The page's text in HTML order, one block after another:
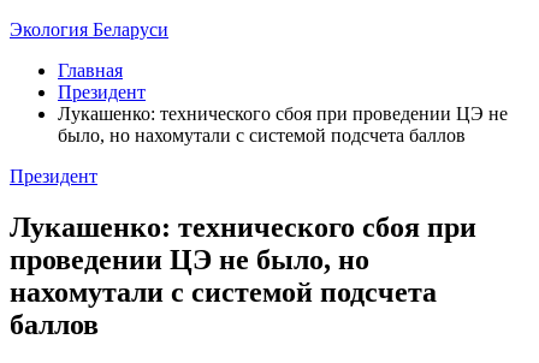
Экология Беларуси
Главная
Президент
Лукашенко: технического сбоя при проведении ЦЭ не
было, но нахомутали с системой подсчета баллов
Президент
Лукашенко: технического сбоя при
проведении ЦЭ не было, но
нахомутали с системой подсчета
баллов